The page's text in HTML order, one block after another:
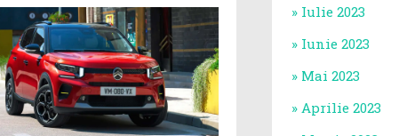
Iulie 2023
Iunie 2023
Mai 2023
Aprilie 2023